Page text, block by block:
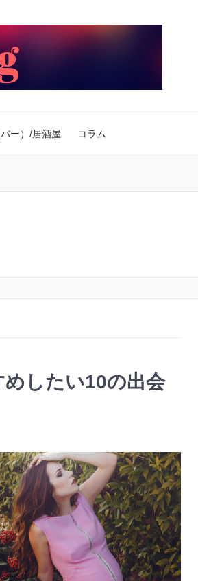
ー）/居酒屋 コラム
したい10の出会